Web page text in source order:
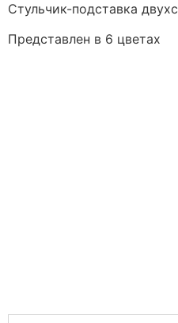
Стульчик-подставка
Представлен в 6 цветах